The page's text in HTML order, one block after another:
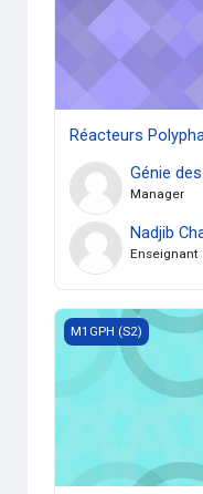
Réacteurs
Génie
Manager
Nadjib
Enseignant
Simulateurs en
M1GPH (S2)